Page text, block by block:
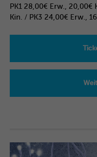
PK1 28,00€ Erw., 20,00€
Kin. / PK3 24,00€ Erw.,